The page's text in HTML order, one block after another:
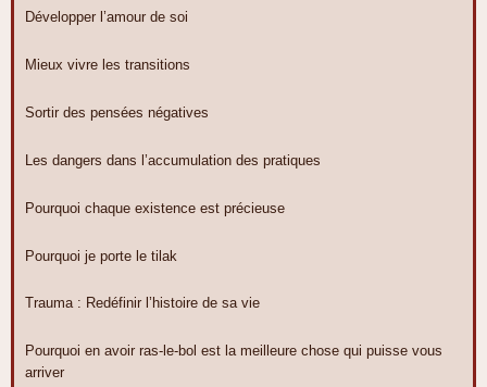
Développer l’amour de soi
Mieux vivre les transitions
Sortir des pensées négatives
Les dangers dans l’accumulation des pratiques
Pourquoi chaque existence est précieuse
Pourquoi je porte le tilak
Trauma : Redéfinir l’histoire de sa vie
Pourquoi en avoir ras-le-bol est la meilleure chose qui puisse vous
arriver